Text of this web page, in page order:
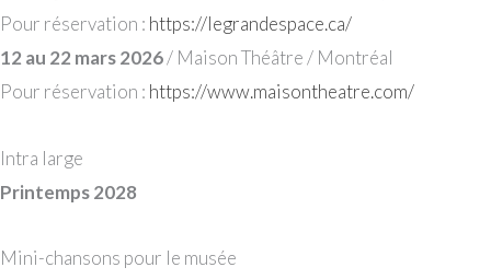
Pour réservation : https://legrandespace.ca/
12 au 22 mars 2026/ Maison Théâtre / Montréal
Pour réservation : https://www.maisontheatre.com/
Intra large
Printemps 2028
Mini-chansons pour le musée